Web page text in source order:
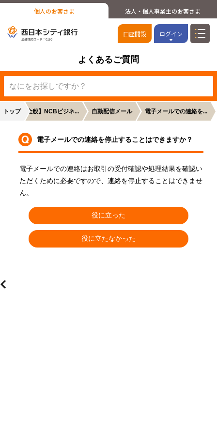
個人のお客さま 法人・個人事業主のお客さま
口座開設 ログイン
よくあるご質問
トップ【全般】NCBビジネ... 自動配信メール 電子メールでの連絡を...
電子メールでの連絡を停止することはできますか？
電子メールでの連絡はお取引の受付確認や処理結果を確認い
ただくために必要ですので、連絡を停止することはできませ
ん。
役に立った
役に立たなかった